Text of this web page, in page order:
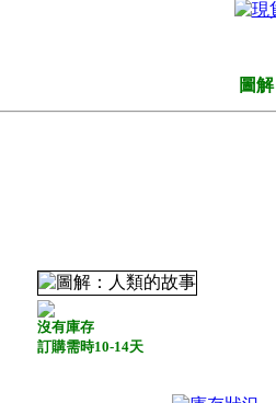
圖
沒有庫存
訂購需時10-14天